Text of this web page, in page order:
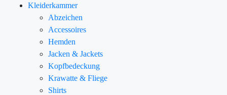
Kleiderkammer
Abzeichen
Accessoires
Hemden
Jacken & Jackets
Kopfbedeckung
Krawatte & Fliege
Shirts